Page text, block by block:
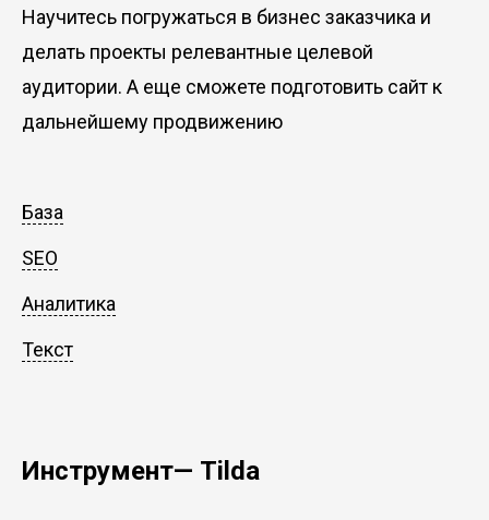
Научитесь погружаться в бизнес заказчика и
делать проекты релевантные целевой
аудитории. А еще сможете подготовить сайт к
дальнейшему продвижению
База
SEO
Аналитика
Текст
Инструмент— Tilda